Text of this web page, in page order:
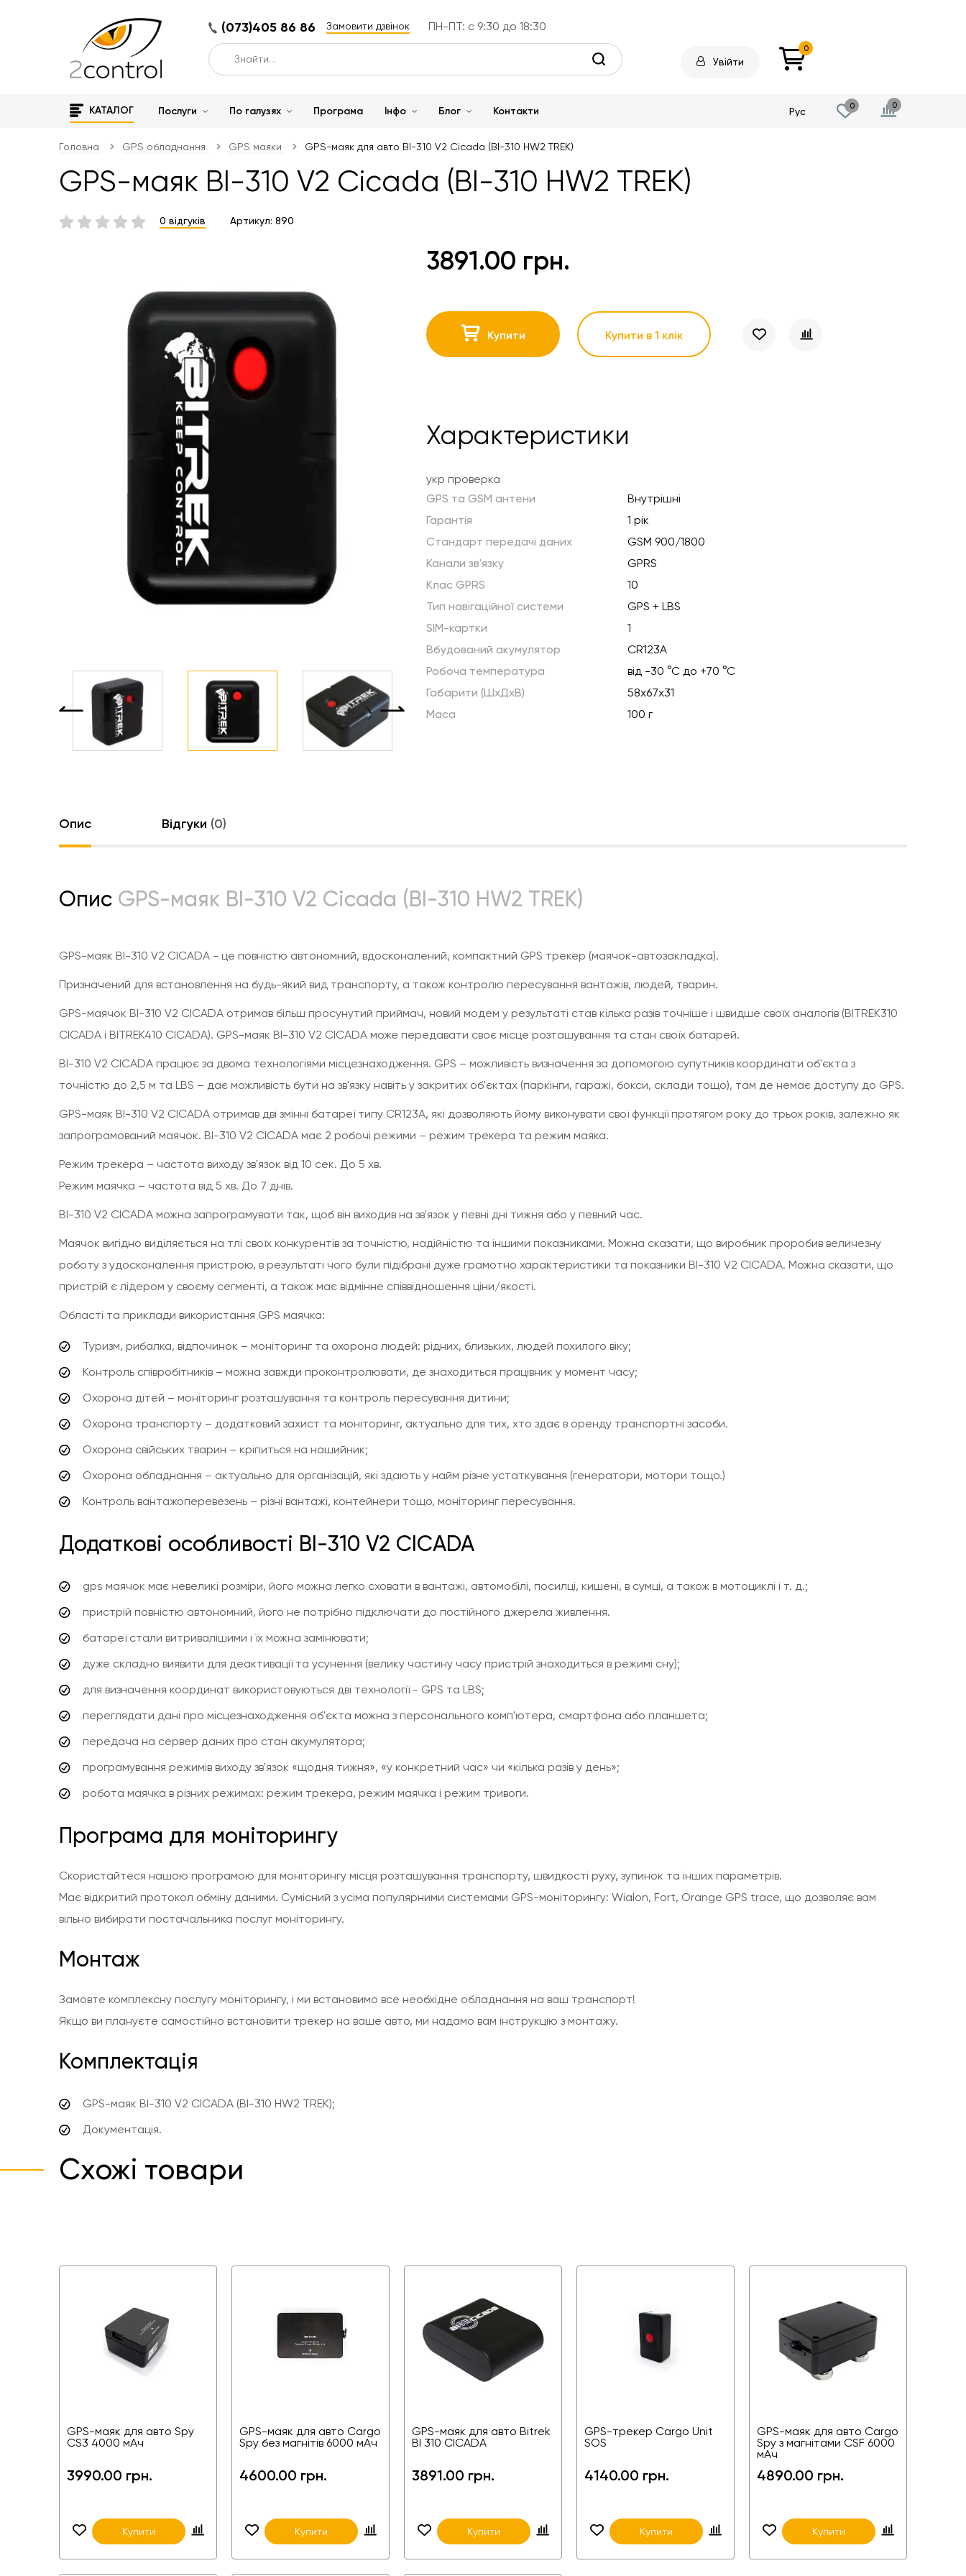
(073)405 86 86 Замовити дзвінок ПН-ПТ: с 9:30 до 18:30
Увійти
0
КАТАЛОГ Послуги По галузях Програма Інфо Блог Контакти Рус
0 0
Головна GPS обладнання GPS маяки GPS-маяк для авто BI-310 V2 Cicada (BI-310 HW2 TREK)
GPS-маяк BI-310 V2 Cicada (BI-310 HW2 TREK)
0 відгуків Артикул: 890
3891.00 грн.
Купити Купити в 1 клік
Характеристики
укр проверка
GPS та GSM антени
Внутрішні
Гарантія
1 рік
Стандарт передачі даних
GSM 900/1800
Канали зв'язку
GPRS
Клас GPRS
10
Тип навігаційної системи
GPS + LBS
SIM-картки
1
Вбудований акумулятор
CR123A
Робоча температура
від -30 °С до +70 °С
Габарити (ШхДхВ)
58х67х31
Маса
100 г
Опис Відгуки (0)
Опис GPS-маяк BI-310 V2 Cicada (BI-310 HW2 TREK)
GPS-маяк BI-310 V2 CICADA - це повністю автономний, вдосконалений, компактний GPS трекер (маячок-автозакладка).
Призначений для встановлення на будь-який вид транспорту, а також контролю пересування вантажів, людей, тварин.
GPS-маячок BI-310 V2 CICADA отримав більш просунутий приймач, новий модем у результаті став кілька разів точніше і швидше своїх аналогів (BITREK310
CICADA і BITREK410 CICADA). GPS-маяк BI-310 V2 CICADA може передавати своє місце розташування та стан своїх батарей.
BI-310 V2 CICADA працює за двома технологіями місцезнаходження. GPS – можливість визначення за допомогою супутників координати об'єкта з
точністю до 2,5 м та LBS – дає можливість бути на зв'язку навіть у закритих об'єктах (паркінги, гаражі, бокси, склади тощо), там де немає доступу до GPS.
GPS-маяк BI-310 V2 CICADA отримав дві змінні батареї типу CR123A, які дозволяють йому виконувати свої функції протягом року до трьох років, залежно як
запрограмований маячок. BI-310 V2 CICADA має 2 робочі режими – режим трекера та режим маяка.
Режим трекера – частота виходу зв'язок від 10 сек. До 5 хв.
Режим маячка – частота від 5 хв. До 7 днів.
BI-310 V2 CICADA можна запрограмувати так, щоб він виходив на зв'язок у певні дні тижня або у певний час.
Маячок вигідно виділяється на тлі своїх конкурентів за точністю, надійністю та іншими показниками. Можна сказати, що виробник проробив величезну
роботу з удосконалення пристрою, в результаті чого були підібрані дуже грамотно характеристики та показники BI-310 V2 CICADA. Можна сказати, що
пристрій є лідером у своєму сегменті, а також має відмінне співвідношення ціни/якості.
Області та приклади використання GPS маячка:
Туризм, рибалка, відпочинок – моніторинг та охорона людей: рідних, близьких, людей похилого віку;
Контроль співробітників – можна завжди проконтролювати, де знаходиться працівник у момент часу;
Охорона дітей – моніторинг розташування та контроль пересування дитини;
Охорона транспорту – додатковий захист та моніторинг, актуально для тих, хто здає в оренду транспортні засоби.
Охорона свійських тварин – кріпиться на нашийник;
Охорона обладнання – актуально для організацій, які здають у найм різне устаткування (генератори, мотори тощо.)
Контроль вантажоперевезень – різні вантажі, контейнери тощо, моніторинг пересування.
Додаткові особливості BI-310 V2 CICADA
gps маячок має невеликі розміри, його можна легко сховати в вантажі, автомобілі, посилці, кишені, в сумці, а також в мотоциклі і т. д.;
пристрій повністю автономний, його не потрібно підключати до постійного джерела живлення.
батареї стали витривалішими і їх можна замінювати;
дуже складно виявити для деактивації та усунення (велику частину часу пристрій знаходиться в режимі сну);
для визначення координат використовуються дві технології - GPS та LBS;
переглядати дані про місцезнаходження об'єкта можна з персонального комп'ютера, смартфона або планшета;
передача на сервер даних про стан акумулятора;
програмування режимів виходу зв'язок «щодня тижня», «у конкретний час» чи «кілька разів у день»;
робота маячка в різних режимах: режим трекера, режим маячка і режим тривоги.
Програма для моніторингу
Скористайтеся нашою програмою для моніторингу місця розташування транспорту, швидкості руху, зупинок та інших параметрів.
Має відкритий протокол обміну даними. Сумісний з усіма популярними системами GPS-моніторингу: Wialon, Fort, Orange GPS trace, що дозволяє вам
вільно вибирати постачальника послуг моніторингу.
Монтаж
Замовте комплексну послугу моніторингу, і ми встановимо все необхідне обладнання на ваш транспорт!
Якщо ви плануєте самостійно встановити трекер на ваше авто, ми надамо вам інструкцію з монтажу.
Комплектація
GPS-маяк BI-310 V2 CICADA (BI-310 HW2 TREK);
Документація.
Схожі товари
GPS-маяк для авто Spy
CS3 4000 мАч
3990.00 грн.
Купити
GPS-маяк для авто Cargo
Spy без магнітів 6000 мАч
4600.00 грн.
Купити
GPS-маяк для авто Bitrek
BI 310 CICADA
3891.00 грн.
Купити
GPS-трекер Cargo Unit
SOS
4140.00 грн.
Купити
GPS-маяк для авто Cargo
Spy з магнітами CSF 6000
мАч
4890.00 грн.
Купити